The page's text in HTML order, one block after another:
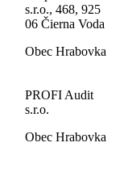
s.r.o., 468, 925
06 Čierna Voda
Obec Hrabovka
PROFI Audit
s.r.o.
Obec Hrabovka